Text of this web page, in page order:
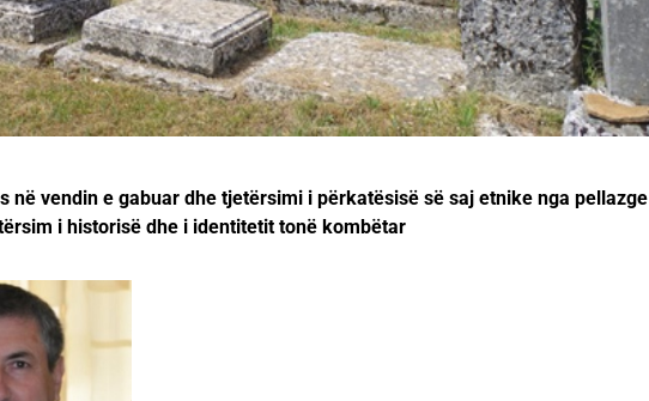
në vendin e gabuar dhe tjetërsimi i përkatësisë së saj etnike nga pellazge
i historisë dhe i identitetit tonë kombëtar